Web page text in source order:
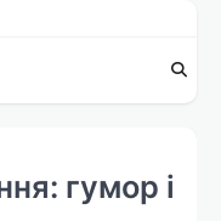
гумор і